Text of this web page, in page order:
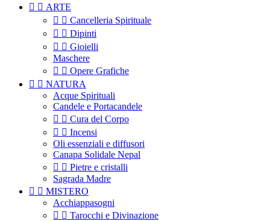
  ARTE
  Cancelleria Spirituale
  Dipinti
  Gioielli
Maschere
  Opere Grafiche
  NATURA
Acque Spirituali
Candele e Portacandele
  Cura del Corpo
  Incensi
Oli essenziali e diffusori
Canapa Solidale Nepal
  Pietre e cristalli
Sagrada Madre
  MISTERO
Acchiappasogni
  Tarocchi e Divinazione